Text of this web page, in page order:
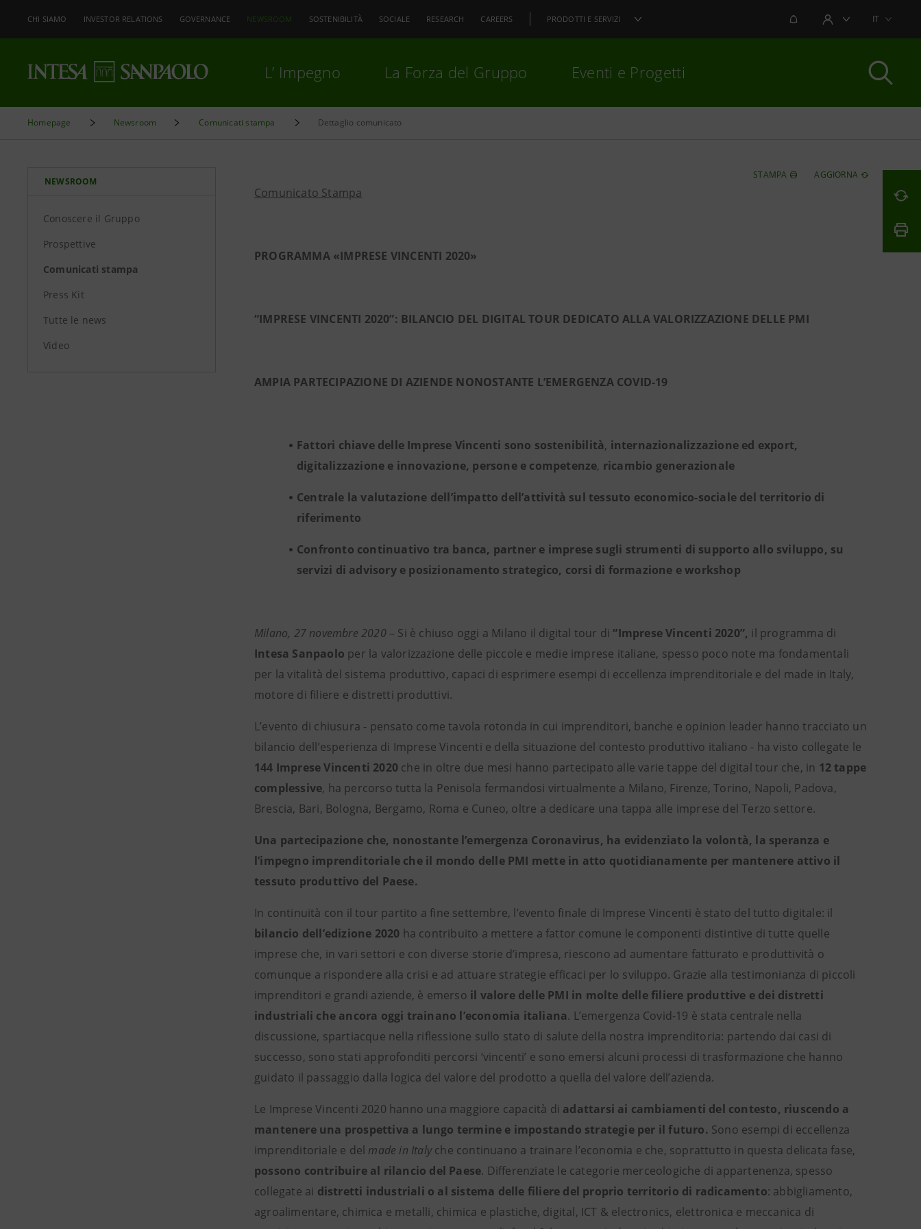
CHI SIAMO INVESTOR RELATIONS GOVERNANCE NEWSROOM SOSTENIBILITÀ SOCIALE RESEARCH CAREERS PRODOTTI E SERVIZI NOTIFICHEAREA UTENTEIT
L’ Impegno La Forza del Gruppo Eventi e Progetti
Homepage Newsroom Comunicati stampa Dettaglio comunicato
NEWSROOM
Conoscere il Gruppo
Prospettive
Comunicati stampa
Press Kit
Tutte le news
Video
STAMPA AGGIORNA
Comunicato Stampa
PROGRAMMA «IMPRESE VINCENTI 2020»
“IMPRESE VINCENTI 2020”: BILANCIO DEL DIGITAL TOUR DEDICATO ALLA VALORIZZAZIONE DELLE PMI
AMPIA PARTECIPAZIONE DI AZIENDE NONOSTANTE L’EMERGENZA COVID-19
Fattori chiave delle Imprese Vincenti sono sostenibilità, internazionalizzazione ed export,
digitalizzazione e innovazione, persone e competenze, ricambio generazionale
Centrale la valutazione dell’impatto dell’attività sul tessuto economico-sociale del territorio di
riferimento
Confronto continuativo tra banca, partner e imprese sugli strumenti di supporto allo sviluppo, su
servizi di advisory e posizionamento strategico, corsi di formazione e workshop
Milano, 27 novembre 2020 – Si è chiuso oggi a Milano il digital tour di“Imprese Vincenti 2020”, il programma di
Intesa Sanpaolo per la valorizzazione delle piccole e medie imprese italiane, spesso poco note ma fondamentali
per la vitalità del sistema produttivo, capaci di esprimere esempi di eccellenza imprenditoriale e del made in Italy,
motore di filiere e distretti produttivi.
L’evento di chiusura - pensato come tavola rotonda in cui imprenditori, banche e opinion leader hanno tracciato un
bilancio dell’esperienza di Imprese Vincenti e della situazione del contesto produttivo italiano - ha visto collegate le
144 Imprese Vincenti 2020 che in oltre due mesi hanno partecipato alle varie tappe del digital tour che, in 12 tappe
complessive, ha percorso tutta la Penisola fermandosi virtualmente a Milano, Firenze, Torino, Napoli, Padova,
Brescia, Bari, Bologna, Bergamo, Roma e Cuneo, oltre a dedicare una tappa alle imprese del Terzo settore.
Una partecipazione che, nonostante l’emergenza Coronavirus, ha evidenziato la volontà, la speranza e
l’impegno imprenditoriale che il mondo delle PMI mette in atto quotidianamente per mantenere attivo il
tessuto produttivo del Paese.
In continuità con il tour partito a fine settembre, l’evento finale di Imprese Vincenti è stato del tutto digitale: il
bilancio dell’edizione 2020 ha contribuito a mettere a fattor comune le componenti distintive di tutte quelle
imprese che, in vari settori e con diverse storie d’impresa, riescono ad aumentare fatturato e produttività o
comunque a rispondere alla crisi e ad attuare strategie efficaci per lo sviluppo. Grazie alla testimonianza di piccoli
imprenditori e grandi aziende, è emerso il valore delle PMI in molte delle filiere produttive e dei distretti
industriali che ancora oggi trainano l’economia italiana. L’emergenza Covid-19 è stata centrale nella
discussione, spartiacque nella riflessione sullo stato di salute della nostra imprenditoria: partendo dai casi di
successo, sono stati approfonditi percorsi ‘vincenti’ e sono emersi alcuni processi di trasformazione che hanno
guidato il passaggio dalla logica del valore del prodotto a quella del valore dell’azienda.
Le Imprese Vincenti 2020 hanno una maggiore capacità di adattarsi ai cambiamenti del contesto, riuscendo a
mantenere una prospettiva a lungo termine e impostando strategie per il futuro. Sono esempi di eccellenza
imprenditoriale e del made in Italyche continuano a trainare l’economia e che, soprattutto in questa delicata fase,
possono contribuire al rilancio del Paese. Differenziate le categorie merceologiche di appartenenza, spesso
collegate ai distretti industriali o al sistema delle filiere del proprio territorio di radicamento: abbigliamento,
agroalimentare, chimica e metalli, chimica e plastiche, digital, ICT & electronics, elettronica e meccanica di